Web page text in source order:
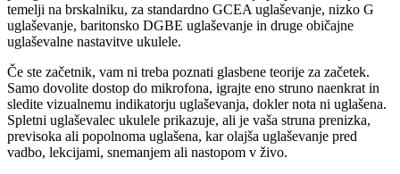
temelji na brskalniku, za standardno GCEA uglaševanje, nizko G
uglaševanje, baritonsko DGBE uglaševanje in druge običajne
uglaševalne nastavitve ukulele.
Če ste začetnik, vam ni treba poznati glasbene teorije za začetek.
Samo dovolite dostop do mikrofona, igrajte eno struno naenkrat in
sledite vizualnemu indikatorju uglaševanja, dokler nota ni uglašena.
Spletni uglaševalec ukulele prikazuje, ali je vaša struna prenizka,
previsoka ali popolnoma uglašena, kar olajša uglaševanje pred
vadbo, lekcijami, snemanjem ali nastopom v živo.